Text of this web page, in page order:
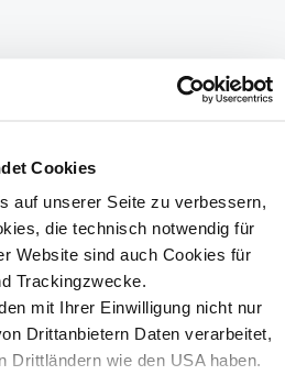
Cookies
auf unserer Seite zu verbessern,
die technisch notwendig für
Website sind auch Cookies für
Trackingzwecke.
mit Ihrer Einwilligung nicht nur
Drittanbietern Daten verarbeitet,
Drittländern wie den USA haben.
is one of the five Polish public
biggest university of economic
the three largest universities in
and the University of Science
campus is located in the vicinity
of Krakow, and easily accessible
In addition to the main
also has seven Remote Teaching
region.